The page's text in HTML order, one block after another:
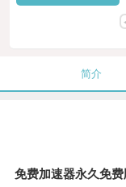
简介
免费加速器永久免